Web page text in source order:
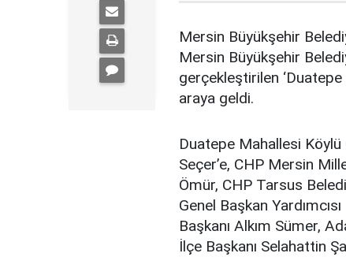
Mersin Büyükşehir
Mersin Büyükşehir
gerçekleştirilen ‘Duatepe
araya geldi.
Duatepe Mahallesi
Seçer’e, CHP Mersin
Ömür, CHP Tarsus
Genel Başkan
Başkanı Alkım Sümer,
İlçe Başkanı Selahattin